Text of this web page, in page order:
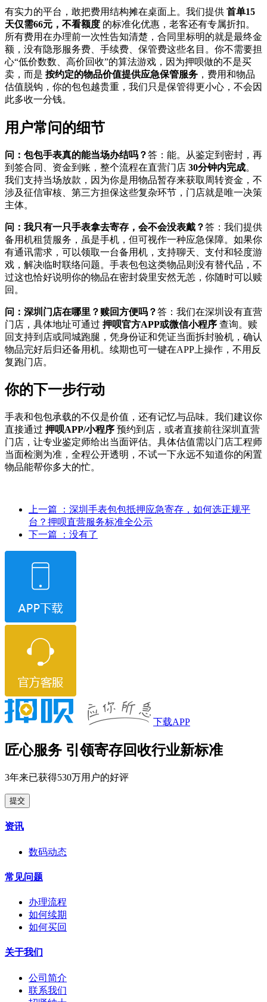
有实力的平台，敢把费用结构摊在桌面上。我们提供 首单15
天仅需66元，不看额度 的标准化优惠，老客还有专属折扣。
所有费用在办理前一次性告知清楚，合同里标明的就是最终金
额，没有隐形服务费、手续费、保管费这些名目。你不需要担
心“低价数数、高价回收”的算法游戏，因为押呗做的不是买
卖，而是 按约定的物品价值提供应急保管服务 ，费用和物品
估值脱钩，你的包包越贵重，我们只是保管得更小心，不会因
此多收一分钱。
用户常问的细节
问：包包手表真的能当场办结吗？答：能。从鉴定到密封，再
到签合同、资金到账，整个流程在直营门店 30分钟内完成。
我们支持当场放款，因为你是用物品暂存来获取周转资金，不
涉及征信审核、第三方担保这些复杂环节，门店就是唯一决策
主体。
问：我只有一只手表拿去寄存，会不会没表戴？答：我们提供
备用机租赁服务，虽是手机，但可视作一种应急保障。如果你
有通讯需求，可以领取一台备用机，支持聊天、支付和轻度游
戏，解决临时联络问题。手表包包这类物品则没有替代品，不
过这也恰好说明你的物品在密封袋里安然无恙，你随时可以赎
回。
问：深圳门店在哪里？赎回方便吗？答：我们在深圳设有直营
门店，具体地址可通过 押呗官方APP或微信小程序 查询。赎
回支持到店或同城跑腿，凭身份证和凭证当面拆封验机，确认
物品完好后归还备用机。续期也可一键在APP上操作，不用反
复跑门店。
你的下一步行动
手表和包包承载的不仅是价值，还有记忆与品味。我们建议你
直接通过 押呗APP/小程序 预约到店，或者直接前往深圳直营
门店，让专业鉴定师给出当面评估。具体估值需以门店工程师
当面检测为准，全程公开透明，不试一下永远不知道你的闲置
物品能帮你多大的忙。
上一篇
：深圳手表包包抵押应急寄存，如何选正规平
台？押呗直营服务标准全公示
下一篇
：没有了
下载APP
匠心服务 引领寄存回收行业新标准
3年来已获得530万用户的好评
提交
资讯
数码动态
常见问题
办理流程
如何续期
如何买回
关于我们
公司简介
联系我们